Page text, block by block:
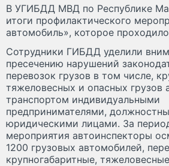
В УГИБДД МВД по Республике
итоги профилактического
автомобиль», которое
Сотрудники ГИБДД уделили
пресечению нарушений
перевозок грузов в том числе,
тяжеловесных и опасных грузов
транспортом индивидуальными
предпринимателями,
юридическими лицами. За
мероприятия автоинспекторы
1200 грузовых автомобилей,
крупногабаритные,